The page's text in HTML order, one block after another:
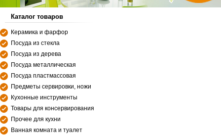
Каталог товаров
Керамика и фарфор
Посуда из стекла
Посуда из дерева
Посуда металлическая
Посуда пластмассовая
Предметы сервировки, ножи
Кухонные инструменты
Товары для консервирования
Прочее для кухни
Ванная комната и туалет